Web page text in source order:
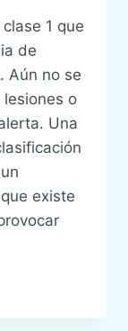
1 que
de
Aún no se
o
Una
existe